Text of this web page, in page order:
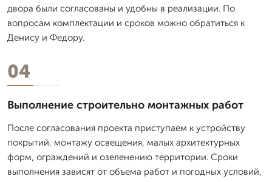
двора были согласованы и удобны в реализации. По
вопросам комплектации и сроков можно обратиться к
Денису и Федору.
04
Выполнение строительно монтажных работ
После согласования проекта приступаем к устройству
покрытий, монтажу освещения, малых архитектурных
форм, ограждений и озеленению территории. Сроки
выполнения зависят от объема работ и погодных условий,